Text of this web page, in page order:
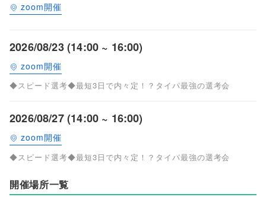
zoom開催
2026/08/23 (14:00 ~ 16:00)
zoom開催
◆スピード選考◆最短3日で内々定！？タイパ最強の選考会
2026/08/27 (14:00 ~ 16:00)
zoom開催
◆スピード選考◆最短3日で内々定！？タイパ最強の選考会
開催場所一覧